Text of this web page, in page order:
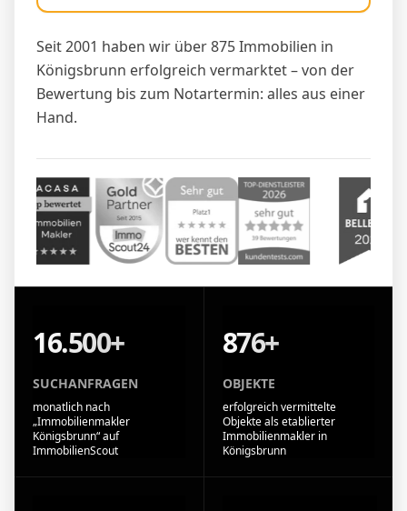
Seit 2001 haben wir über 875 Immobilien in
Königsbrunn erfolgreich vermarktet – von der
Bewertung bis zum Notartermin: alles aus einer
Hand.
16.500+
SUCHANFRAGEN
monatlich nach
„Immobilienmakler
Königsbrunn“ auf
ImmobilienScout
876+
OBJEKTE
erfolgreich vermittelte
Objekte als etablierter
Immobilienmakler in
Königsbrunn